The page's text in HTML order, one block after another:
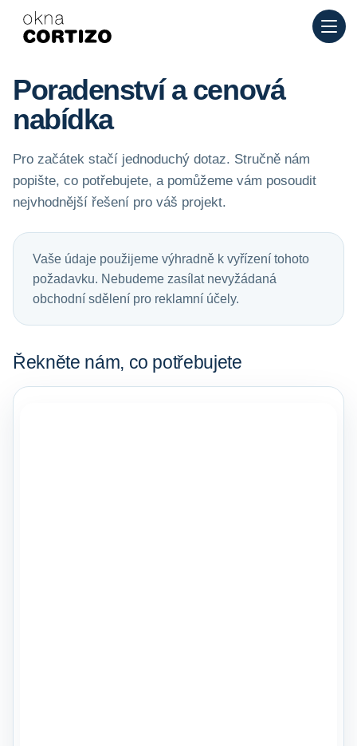
Okna Cortizo je specializovaná síť pro hliníková a PVC okna
Produkty
Nabídka
Poradenství a cenová
nabídka
Pro začátek stačí jednoduchý dotaz. Stručně nám
popište, co potřebujete, a pomůžeme vám posoudit
nejvhodnější řešení pro váš projekt.
Vaše údaje použijeme výhradně k vyřízení tohoto
požadavku. Nebudeme zasílat nevyžádaná
obchodní sdělení pro reklamní účely.
Řekněte nám, co potřebujete